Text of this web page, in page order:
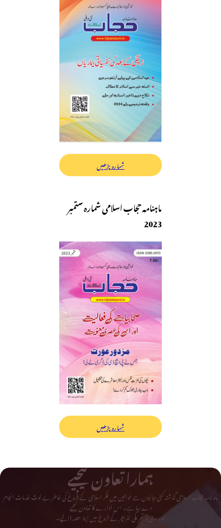
شمارہ پڑھیں
ماہنامہ حجاب اسلامی شمارہ ستمبر
2023
شمارہ پڑھیں
ہمارا تعاون کیجیے
ماہ نامہ حجاب اسلامی گذشتہ کئی دہائیوں سے خواتین میں فکر اسلامی کے فروغ کی خاطر بے لوث خدمات انجام
دے رہا ہے۔ اس ادارے کا تعاون کیجیے
اور دینی و تحریکی لٹریچر کے فروغ میں اپنا حصہ ڈالیے۔